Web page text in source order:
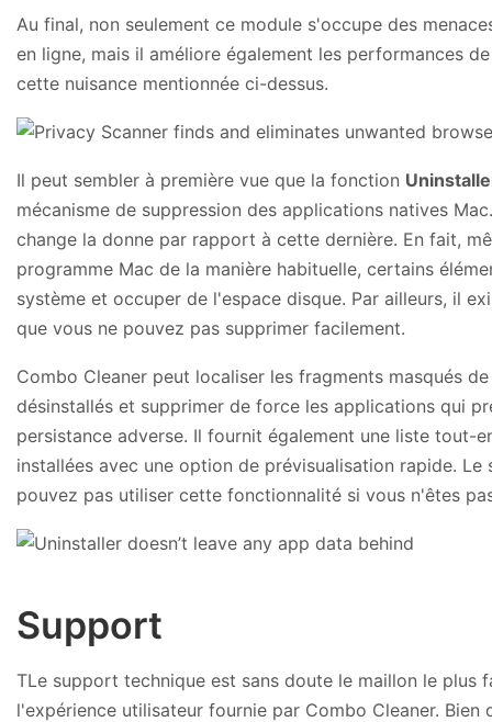
Au final, non seulement ce module s'occupe des
en ligne, mais il améliore également les performances
cette nuisance mentionnée ci-dessus.
Il peut sembler à première vue que la fonction
mécanisme de suppression des applications natives
change la donne par rapport à cette dernière. En fait,
programme Mac de la manière habituelle, certains
système et occuper de l'espace disque. Par ailleurs, il
que vous ne pouvez pas supprimer facilement.
Combo Cleaner peut localiser les fragments masqués
désinstallés et supprimer de force les applications qui
persistance adverse. Il fournit également une liste tout-
installées avec une option de prévisualisation rapide. Le
pouvez pas utiliser cette fonctionnalité si vous n'êtes
Support
TLe support technique est sans doute le maillon le plus
l'expérience utilisateur fournie par Combo Cleaner. Bien